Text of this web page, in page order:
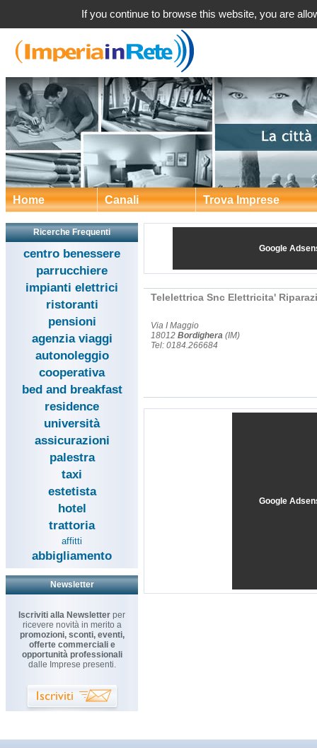
Home Canali Trova Imprese
Ricerche Frequenti
centro benessere
parrucchiere
impianti elettrici
ristoranti
pensioni
agenzia viaggi
autonoleggio
cooperativa
bed and breakfast
residence
università
assicurazioni
palestra
taxi
estetista
hotel
trattoria
affitti
abbigliamento
Newsletter
Iscriviti alla Newsletter per
ricevere novità in merito a
promozioni, sconti, eventi,
offerte commerciali e
opportunità professionali
dalle Imprese presenti.
Google
Telelettrica Snc Elettricita'
Via I Maggio
18012 Bordighera (IM)
Tel: 0184.266684
Google
If you continue to browse this website, you are